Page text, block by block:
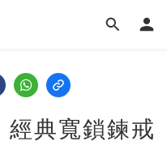
經典寬鎖鍊戒